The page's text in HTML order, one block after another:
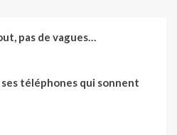
pas de vagues…
ses téléphones qui sonnent